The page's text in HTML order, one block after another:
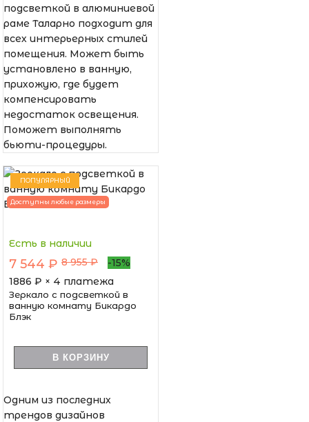
подсветкой в алюминиевой
раме Таларно подходит для
всех интерьерных стилей
помещения. Может быть
установлено в ванную,
прихожую, где будет
компенсировать
недостаток освещения.
Поможет выполнять
бьюти-процедуры.
ПОПУЛЯРНЫЙ
Доступны любые размеры
Есть в наличии
7 544 ₽ 8 955 ₽
-15%
1886 ₽ × 4 платежа
Зеркало с подсветкой в
ванную комнату Бикардо
Блэк
В КОРЗИНУ
Одним из последних
трендов дизайнов